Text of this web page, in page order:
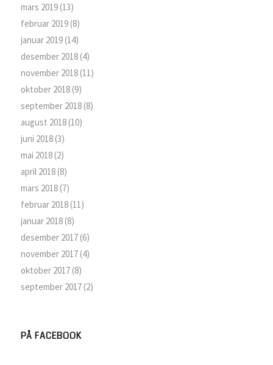
mars 2019(13)
februar 2019(8)
januar 2019(14)
desember 2018(4)
november 2018(11)
oktober 2018(9)
september 2018(8)
august 2018(10)
juni 2018(3)
mai 2018(2)
april 2018(8)
mars 2018(7)
februar 2018(11)
januar 2018(8)
desember 2017(6)
november 2017(4)
oktober 2017(8)
september 2017(2)
PÅ FACEBOOK